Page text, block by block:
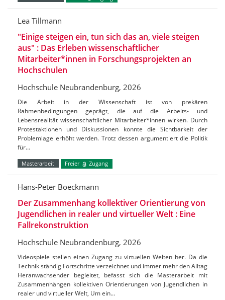
Lea Tillmann
"Einige steigen ein, tun sich das an, viele steigen
aus" : Das Erleben wissenschaftlicher
Mitarbeiter*innen in Forschungsprojekten an
Hochschulen
Hochschule Neubrandenburg, 2026
Die Arbeit in der Wissenschaft ist von prekären
Rahmenbedingungen geprägt, die auf die Arbeits- und
Lebensrealität wissenschaftlicher Mitarbeiter*innen wirken. Durch
Protestaktionen und Diskussionen konnte die Sichtbarkeit der
Problemlage erhöht werden. Trotz dessen argumentiert die Politik
für…
Masterarbeit Freier Zugang
Hans-Peter Boeckmann
Der Zusammenhang kollektiver Orientierung von
Jugendlichen in realer und virtueller Welt : Eine
Fallrekonstruktion
Hochschule Neubrandenburg, 2026
Videospiele stellen einen Zugang zu virtuellen Welten her. Da die
Technik ständig Fortschritte verzeichnet und immer mehr den Alltag
Heranwachsender begleitet, befasst sich die Masterarbeit mit
Zusammenhängen kollektiven Orientierungen von Jugendlichen in
realer und virtueller Welt, Um ein…